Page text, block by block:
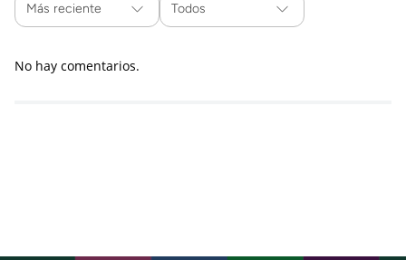
Más reciente Todos
No hay comentarios.